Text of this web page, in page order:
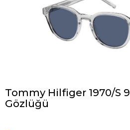
Tommy Hilfiger 1970/S
Gözlüğü